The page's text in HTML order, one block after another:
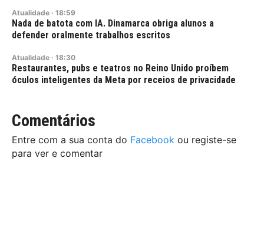
Atualidade · 18:59
Nada de batota com IA. Dinamarca obriga alunos a
defender oralmente trabalhos escritos
Atualidade · 18:30
Restaurantes, pubs e teatros no Reino Unido proíbem
óculos inteligentes da Meta por receios de privacidade
Comentários
Entre com a sua conta do Facebook ou registe-se
para ver e comentar